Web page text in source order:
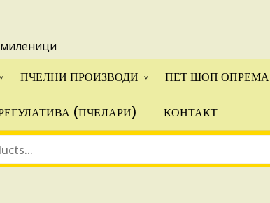
ПЧЕЛНИ ПРОИЗВОДИ ПЕТ ШОП ОПРЕМА
(ПЧЕЛАРИ) КОНТАКТ